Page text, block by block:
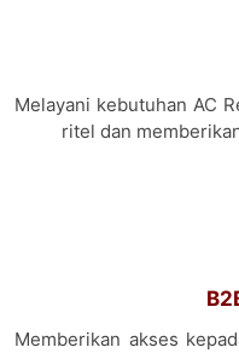
Melayani kebutuhan AC
ritel dan
Memberikan akses